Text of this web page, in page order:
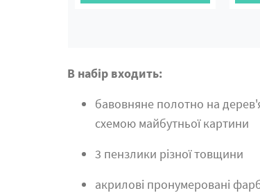
В набір входить:
бавовняне полотно на
схемою майбутньої картини
3 пензлики різної товщини
акрилові пронумеровані